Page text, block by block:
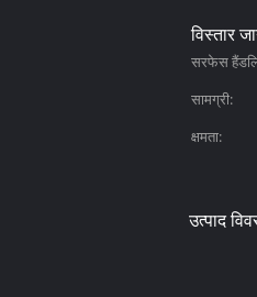
विस्तार
सरफेस
सामग्री:
क्षमता:
उत्पाद